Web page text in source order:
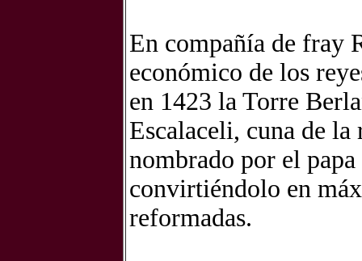
En compañía de fray
económico de los
en 1423 la Torre
Escalaceli, cuna de
nombrado por el
convirtiéndolo en
reformadas.